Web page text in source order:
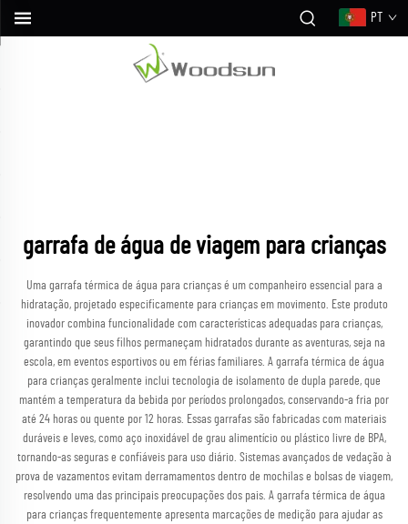
PT
garrafa de água de viagem para crianças
Uma garrafa térmica de água para crianças é um companheiro essencial para a
hidratação, projetado especificamente para crianças em movimento. Este produto
inovador combina funcionalidade com características adequadas para crianças,
garantindo que seus filhos permaneçam hidratados durante as aventuras, seja na
escola, em eventos esportivos ou em férias familiares. A garrafa térmica de água
para crianças geralmente inclui tecnologia de isolamento de dupla parede, que
mantém a temperatura da bebida por períodos prolongados, conservando-a fria por
até 24 horas ou quente por 12 horas. Essas garrafas são fabricadas com materiais
duráveis e leves, como aço inoxidável de grau alimentício ou plástico livre de BPA,
tornando-as seguras e confiáveis para uso diário. Sistemas avançados de vedação à
prova de vazamentos evitam derramamentos dentro de mochilas e bolsas de viagem,
resolvendo uma das principais preocupações dos pais. A garrafa térmica de água
para crianças frequentemente apresenta marcações de medição para ajudar as